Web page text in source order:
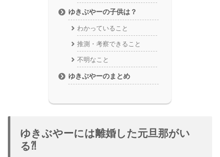
ゆきぶやーの子供は？
わかっていること
推測・考察できること
不明なこと
ゆきぶやーのまとめ
ゆきぶやーには離婚した元旦那がい
る⁈